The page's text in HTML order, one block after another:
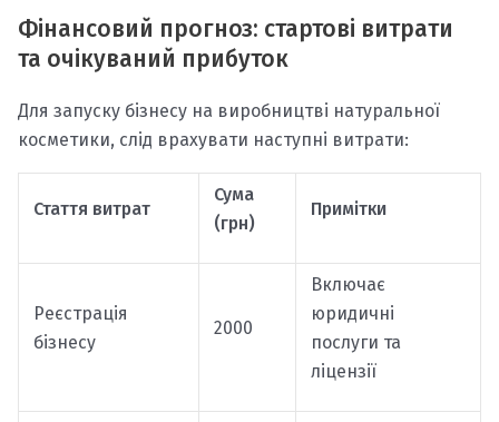
Фінансовий прогноз: стартові витрати
та очікуваний прибуток
Для запуску бізнесу на виробництві натуральної
косметики, слід врахувати наступні витрати:
Стаття витрат
Сума
(грн)
Примітки
Реєстрація
бізнесу
2000
Включає
юридичні
послуги та
ліцензії